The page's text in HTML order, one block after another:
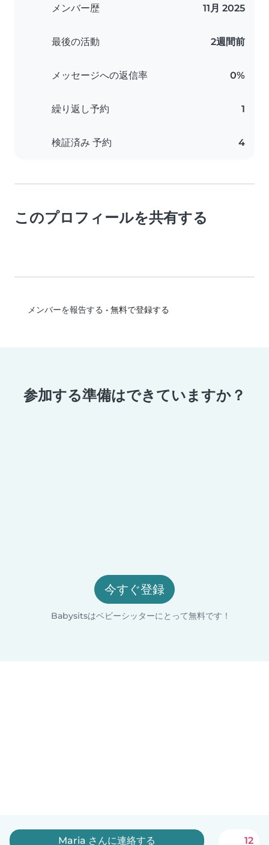
メンバー歴 11月 2025
最後の活動 2週間前
メッセージへの返信率 0%
繰り返し予約 1
検証済み 予約 4
このプロフィールを共有する
メンバーを報告する • 無料で登録する
参加する準備はできていますか？
今すぐ登録
Babysitsはベビーシッターにとって無料です！
Maria さんに連絡する 12